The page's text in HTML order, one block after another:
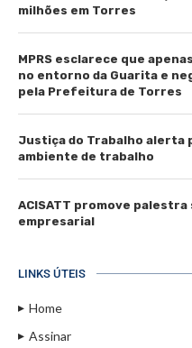
milhões em Torres
MPRS esclarece que
no entorno da Guarita e
pela Prefeitura de Torres
Justiça do Trabalho alerta
ambiente de trabalho
ACISATT promove
empresarial
LINKS ÚTEIS
Home
Assinar